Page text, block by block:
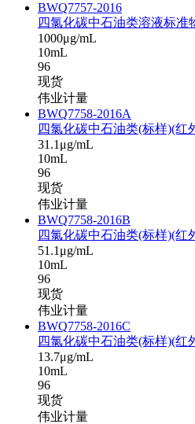
BWQ7757-2016
四氯化碳中石油类溶液标准
1000μg/mL
10mL
96
现货
伟业计量
BWQ7758-2016A
四氯化碳中石油类(标样)(红
31.1μg/mL
10mL
96
现货
伟业计量
BWQ7758-2016B
四氯化碳中石油类(标样)(红
51.1μg/mL
10mL
96
现货
伟业计量
BWQ7758-2016C
四氯化碳中石油类(标样)(红
13.7μg/mL
10mL
96
现货
伟业计量